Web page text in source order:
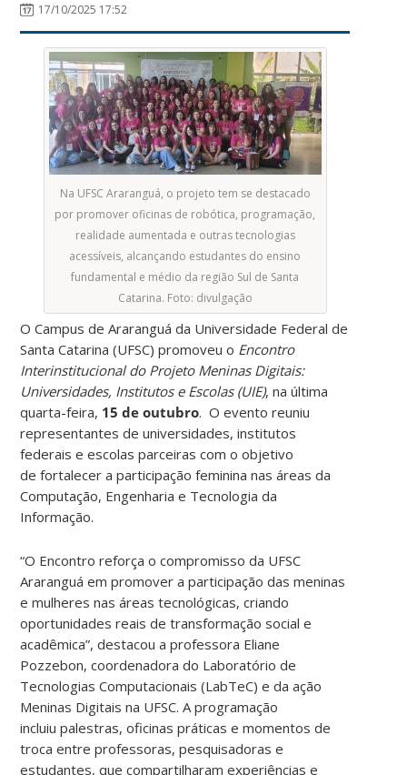
17/10/2025 17:52
Na UFSC Araranguá, o projeto tem se destacado
por promover oficinas de robótica, programação,
realidade aumentada e outras tecnologias
acessíveis, alcançando estudantes do ensino
fundamental e médio da região Sul de Santa
Catarina. Foto: divulgação
O Campus de Araranguá da Universidade Federal de
Santa Catarina (UFSC) promoveu o Encontro
Interinstitucional do Projeto Meninas Digitais:
Universidades, Institutos e Escolas (UIE), na última
quarta-feira, 15 de outubro. O evento reuniu
representantes de universidades, institutos
federais e escolas parceiras com o objetivo
de fortalecer a participação feminina nas áreas da
Computação, Engenharia e Tecnologia da
Informação.
“O Encontro reforça o compromisso da UFSC
Araranguá em promover a participação das meninas
e mulheres nas áreas tecnológicas, criando
oportunidades reais de transformação social e
acadêmica”, destacou a professora Eliane
Pozzebon, coordenadora do Laboratório de
Tecnologias Computacionais (LabTeC) e da ação
Meninas Digitais na UFSC. A programação
incluiu palestras, oficinas práticas e momentos de
troca entre professoras, pesquisadoras e
estudantes, que compartilharam experiências e